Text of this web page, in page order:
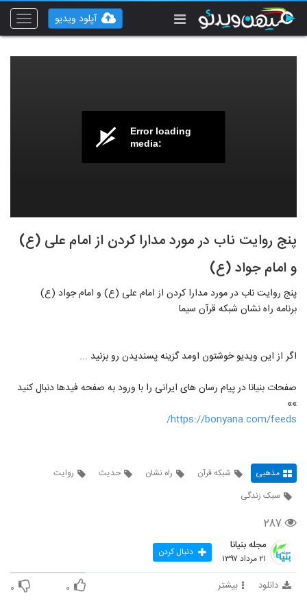
Toggle
آپلود ویدیو
Error loading
media:
پنج روایت ناب در مورد مدارا کردن از امام علی (ع)
و امام جواد (ع)
پنج روایت ناب در مورد مدارا کردن از امام علی (ع) و امام جواد (ع)
برنامه راه نشان شبکه قرآن سیما
اگر از این ویدیو خوشتون اومد گزینه پسندیدن رو بزنید ...
صفحات بنیانا در پیام رسان های ایرانی را با ورود به صفحه فیدها دنبال کنید
»»
https://bonyana.com/feeds/
مذهبی شبکه قرآن راه نشان حدیث
روایت
سبک زندگی
۲۸۷
مجله بنیانا
۲۱ مرداد ۱۳۹۷ دنبال کردن
دانلود بیشتر ۰ ۰